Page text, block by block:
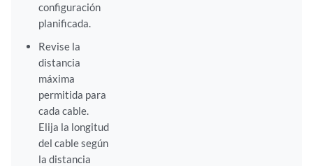
configuración
planificada.
Revise la
distancia
máxima
permitida para
cada cable.
Elija la longitud
del cable según
la distancia